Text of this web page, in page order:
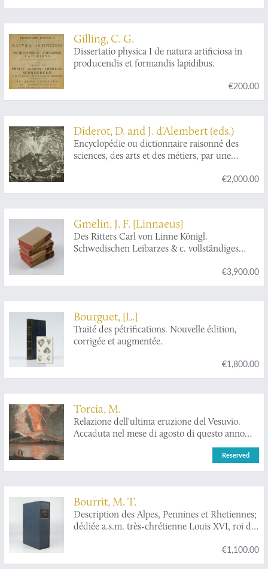
Gilling, C. G.
Dissertatio physica I de natura artificiosa in
producendis et formandis lapidibus.
€200.00
Diderot, D. and J. d'Alembert (eds.)
Encyclopédie ou dictionnaire raisonné des
sciences, des arts et des métiers, par une
Mons. Diderot. Histoire naturelle. Règne
mineral.
€2,000.00
Gmelin, J. F. [Linnaeus]
Des Ritters Carl von Linne Königl.
Schwedischen Leibarzes & c. vollständiges
zwölften lateinischen Ausgabe in einer freyen
und vermehrten Uebersetzung. Erster - Vierter
€3,900.00
Bourguet, [L.]
Traité des pétrifications. Nouvelle édition,
corrigée et augmentée.
€1,800.00
Torcia, M.
Relazione dell'ultima eruzione del Vesuvio.
Accaduta nel mese di agosto di questo anno
1779. Rélation de la dernière éruption du
Vésuve. Arrivée au mois d'Août de cette année
1779. [Very rare with coloured plate].
Reserved
Bourrit, M. T.
Description des Alpes, Pennines et Rhetiennes;
dédiée a.s.m. très-chrétienne Louis XVI, roi de
€1,100.00